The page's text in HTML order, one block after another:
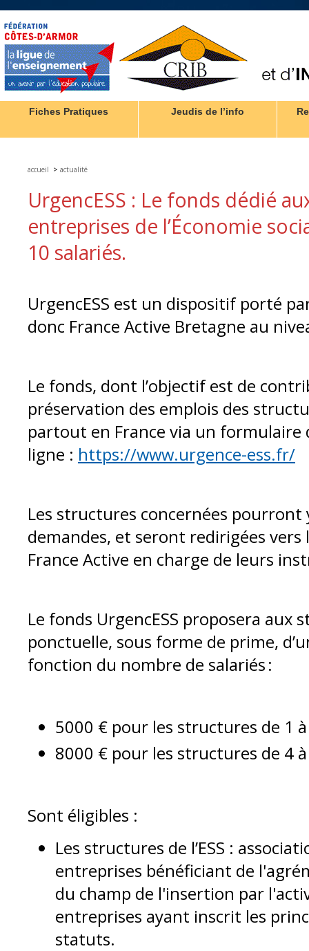
Fiches Pratiques Jeudis de l’info
accueil > actualité
UrgencESS : Le fonds dédié
entreprises de l’Économie
10 salariés.
UrgencESS est un dispositif porté
donc France Active Bretagne au
Le fonds, dont l’objectif est de
préservation des emplois des
partout en France via un formulaire
ligne : https://www.urgence-ess.fr/
Les structures concernées pourront
demandes, et seront redirigées vers
France Active en charge de leurs
Le fonds UrgencESS proposera aux
ponctuelle, sous forme de prime,
fonction du nombre de salariés :
5000 € pour les structures de 1
8000 € pour les structures de 4
Sont éligibles :
Les structures de l’ESS :
entreprises bénéficiant de
du champ de l'insertion par
entreprises ayant inscrit les
statuts.